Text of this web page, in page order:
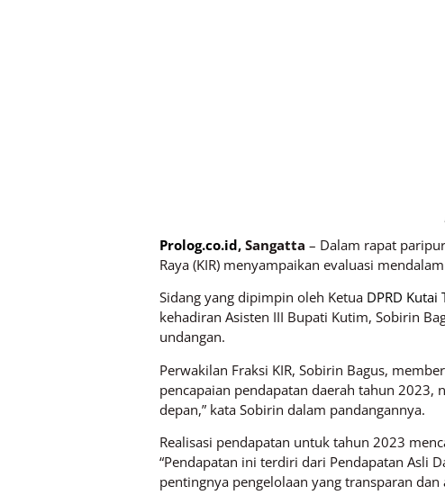
Prolog.co.id, Sangatta – Dalam rapat
Raya (KIR) menyampaikan evaluasi
Sidang yang dipimpin oleh Ketua DPRD Kutai
kehadiran Asisten III Bupati Kutim, Sobirin
undangan.
Perwakilan Fraksi KIR, Sobirin Bagus,
pencapaian pendapatan daerah tahun
depan,” kata Sobirin dalam pandangannya.
Realisasi pendapatan untuk tahun 2023
“Pendapatan ini terdiri dari Pendapatan Asli
pentingnya pengelolaan yang transparan